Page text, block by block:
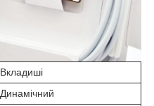
Вкладиші
Динамічний